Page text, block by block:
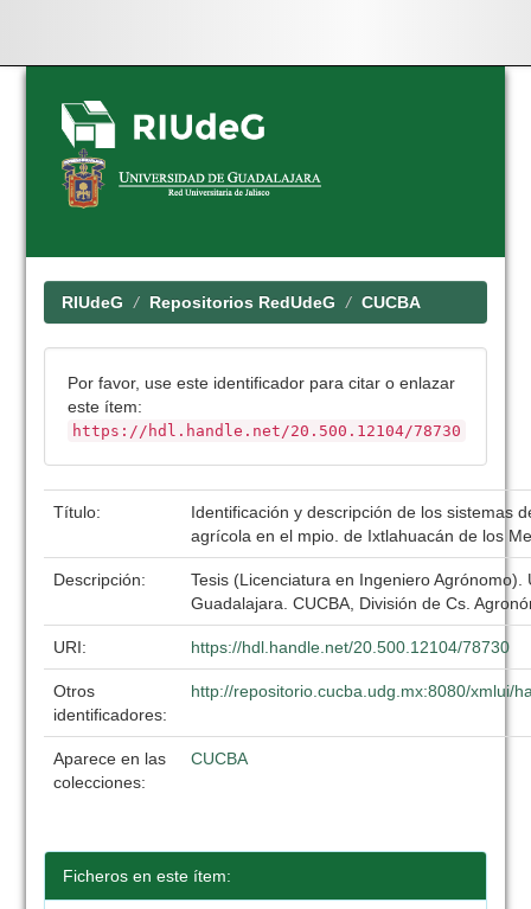
Skip
navigation
RIUdeG Repositorios RedUdeG CUCBA
Por favor, use este identificador para citar o enlazar
este ítem:
https://hdl.handle.net/20.500.12104/78730
Título:
Identificación y descripción de los sistemas
agrícola en el mpio. de Ixtlahuacán de los
Descripción:
Tesis (Licenciatura en Ingeniero Agrónomo).
Guadalajara. CUCBA, División de Cs.
URI: https://hdl.handle.net/20.500.12104/78730
Otros
identificadores:
http://repositorio.cucba.udg.mx:8080/xmlui/
Aparece en las
colecciones:
CUCBA
Ficheros en este ítem: